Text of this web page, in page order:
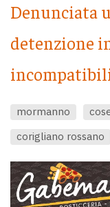
Denunciata
detenzione
mormanno
corigliano rossano